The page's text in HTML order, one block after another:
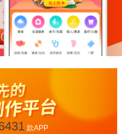
款APP